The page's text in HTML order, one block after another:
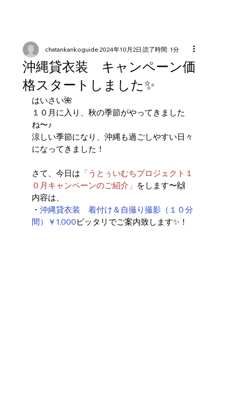
沖縄貸衣装 キャンペーン価
格スタートしました✨
chatankankoguide2024年10月2日 読了時間: 1分
はいさい🌺
１０月に入り、秋の季節がやってきました
ね〜♪
涼しい季節になり、沖縄も過ごしやすい日々
になってきました！
さて、今日は 「うとぅいむちプロジェクト１
０月キャンペーンのご紹介」 をします〜🙌
内容は、
・ 沖縄貸衣装　着付け＆自撮り撮影（１０分
間）￥1,000 ピッタリでご案内致します✨！